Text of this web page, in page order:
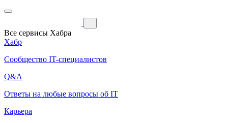
Все сервисы Хабра
Хабр
Сообщество IT-специалистов
Q&A
Ответы на любые вопросы об IT
Карьера